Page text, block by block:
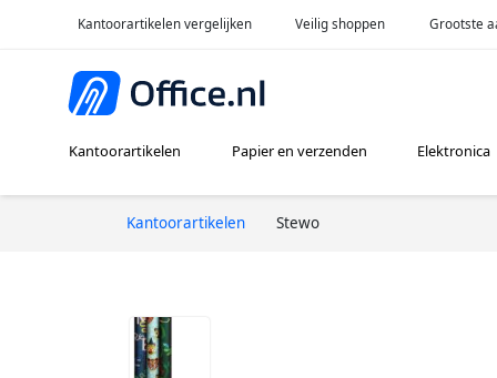
Kantoorartikelen vergelijken Veilig shoppen Grootste
Kantoorartikelen Papier en verzenden Elektronica
Kantoorartikelen Stewo